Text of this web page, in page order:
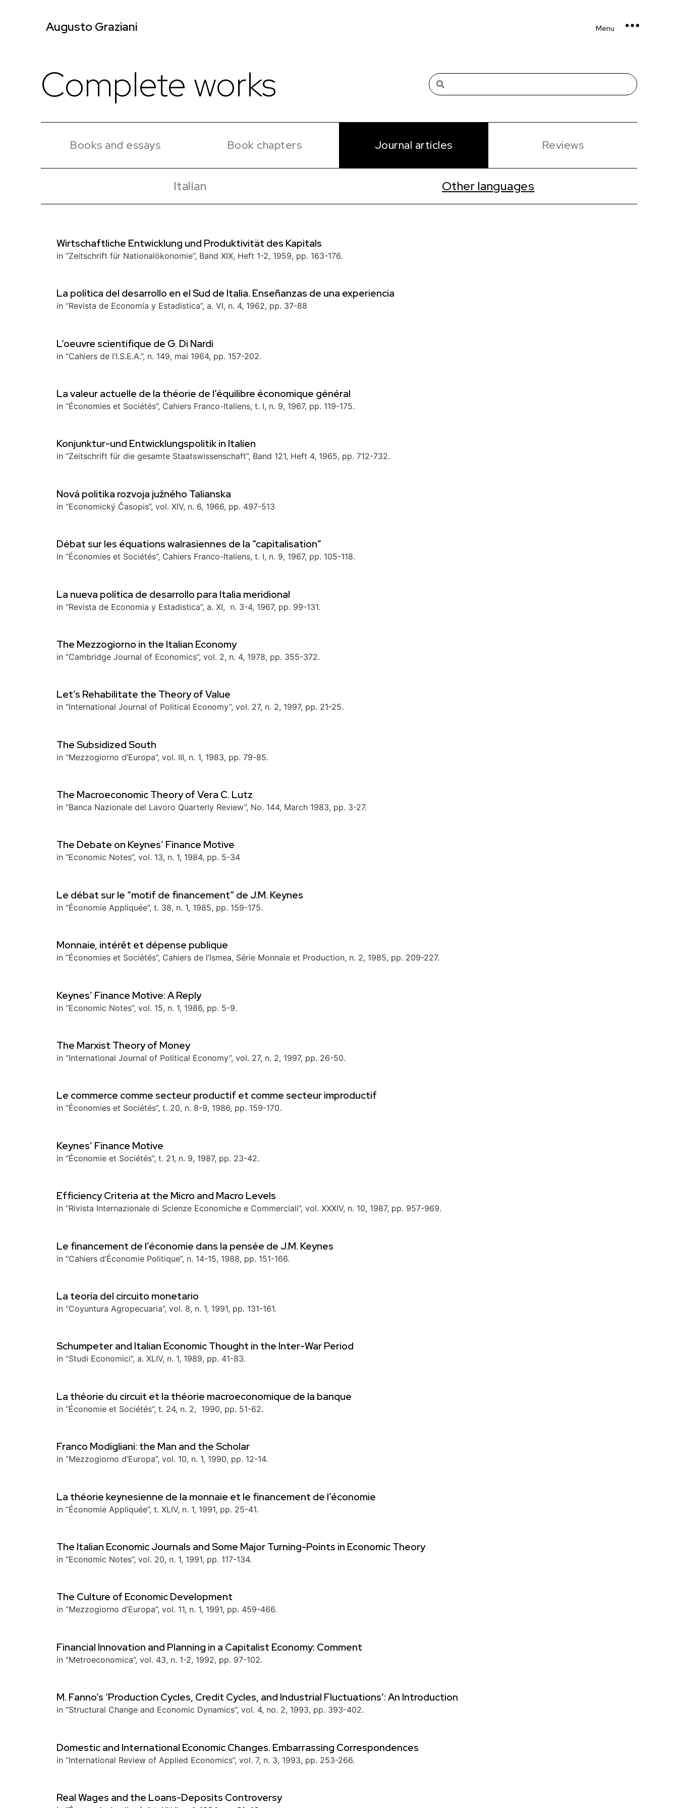
Augusto Graziani Menu
Complete works
Books and essays Book chapters Journal articles Reviews
Italian Other languages
Wirtschaftliche Entwicklung und Produktivität des Kapitals
in “Zeitschrift für Nationalökonomie”, Band XIX, Heft 1-2, 1959, pp. 163-176.
La política del desarrollo en el Sud de Italia. Enseñanzas de una experiencia
in “Revista de Economía y Estadistica”, a. VI, n. 4, 1962, pp. 37-88
L’oeuvre scientifique de G. Di Nardi
in “Cahiers de l’I.S.E.A.”, n. 149, mai 1964, pp. 157-202.
La valeur actuelle de la théorie de l’équilibre économique général
in “Économies et Sociétés”, Cahiers Franco-Italiens, t. I, n. 9, 1967, pp. 119-175.
Konjunktur-und Entwicklungspolitik in Italien
in “Zeitschrift für die gesamte Staatswissenschaft”, Band 121, Heft 4, 1965, pp. 712-732.
Nová politika rozvoja južného Talianska
in “Economický Časopis”, vol. XIV, n. 6, 1966, pp. 497-513
Débat sur les équations walrasiennes de la “capitalisation”
in “Économies et Sociétés”, Cahiers Franco-Italiens, t. I, n. 9, 1967, pp. 105-118.
La nueva política de desarrollo para Italia meridional
in “Revista de Economia y Estadistica”, a. XI, n. 3-4, 1967, pp. 99-131.
The Mezzogiorno in the Italian Economy
in “Cambridge Journal of Economics”, vol. 2, n. 4, 1978, pp. 355-372.
Let’s Rehabilitate the Theory of Value
in “International Journal of Political Economy”, vol. 27, n. 2, 1997, pp. 21-25.
The Subsidized South
in “Mezzogiorno d’Europa”, vol. III, n. 1, 1983, pp. 79-85.
The Macroeconomic Theory of Vera C. Lutz
in “Banca Nazionale del Lavoro Quarterly Review”, No. 144, March 1983, pp. 3-27.
The Debate on Keynes’ Finance Motive
in “Economic Notes”, vol. 13, n. 1, 1984, pp. 5-34
Le débat sur le “motif de financement” de J.M. Keynes
in “Économie Appliquée”, t. 38, n. 1, 1985, pp. 159-175.
Monnaie, intérêt et dépense publique
in “Économies et Sociétés”, Cahiers de l’Ismea, Série Monnaie et Production, n. 2, 1985, pp. 209-227.
Keynes’ Finance Motive: A Reply
in “Economic Notes”, vol. 15, n. 1, 1986, pp. 5-9.
The Marxist Theory of Money
in “International Journal of Political Economy”, vol. 27, n. 2, 1997, pp. 26-50.
Le commerce comme secteur productif et comme secteur improductif
in “Économies et Sociétés”, t. 20, n. 8-9, 1986, pp. 159-170.
Keynes’ Finance Motive
in “Économie et Sociétés”, t. 21, n. 9, 1987, pp. 23-42.
Efficiency Criteria at the Micro and Macro Levels
in “Rivista Internazionale di Scienze Economiche e Commerciali”, vol. XXXIV, n. 10, 1987, pp. 957-969.
Le financement de l’économie dans la pensée de J.M. Keynes
in “Cahiers d’Économie Politique”, n. 14-15, 1988, pp. 151-166.
La teoría del circuito monetario
in “Coyuntura Agropecuaria”, vol. 8, n. 1, 1991, pp. 131-161.
Schumpeter and Italian Economic Thought in the Inter-War Period
in “Studi Economici”, a. XLIV, n. 1, 1989, pp. 41-83.
La théorie du circuit et la théorie macroeconomique de la banque
in “Économie et Sociétés”, t. 24, n. 2, 1990, pp. 51-62.
Franco Modigliani: the Man and the Scholar
in “Mezzogiorno d’Europa”, vol. 10, n. 1, 1990, pp. 12-14.
La théorie keynesienne de la monnaie et le financement de l’économie
in “Économie Appliquée”, t. XLIV, n. 1, 1991, pp. 25-41.
The Italian Economic Journals and Some Major Turning-Points in Economic Theory
in “Economic Notes”, vol. 20, n. 1, 1991, pp. 117-134.
The Culture of Economic Development
in “Mezzogiorno d’Europa”, vol. 11, n. 1, 1991, pp. 459-466.
Financial Innovation and Planning in a Capitalist Economy: Comment
in “Metroeconomica”, vol. 43, n. 1-2, 1992, pp. 97-102.
M. Fanno’s ‘Production Cycles, Credit Cycles, and Industrial Fluctuations’: An Introduction
in “Structural Change and Economic Dynamics”, vol. 4, no. 2, 1993, pp. 393-402.
Domestic and International Economic Changes. Embarrassing Correspondences
in “International Review of Applied Economics”, vol. 7, n. 3, 1993, pp. 253-266.
Real Wages and the Loans-Deposits Controversy